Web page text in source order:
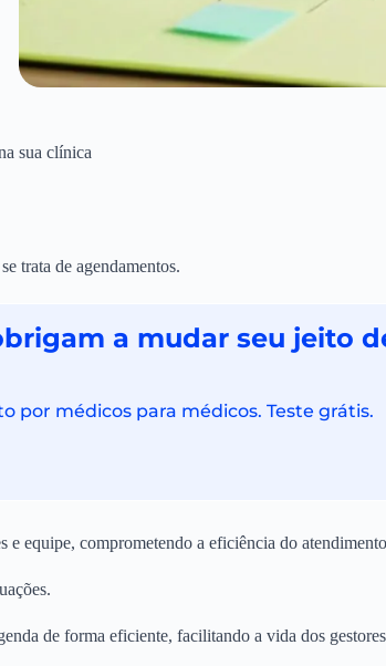
sua clínica
trata de agendamentos.
a mudar seu jeito
por médicos para médicos. Teste grátis.
e equipe, comprometendo a eficiência do
de forma eficiente, facilitando a vida dos